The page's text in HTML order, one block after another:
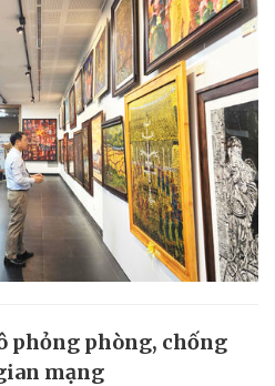
phỏng phòng, chống
mạng